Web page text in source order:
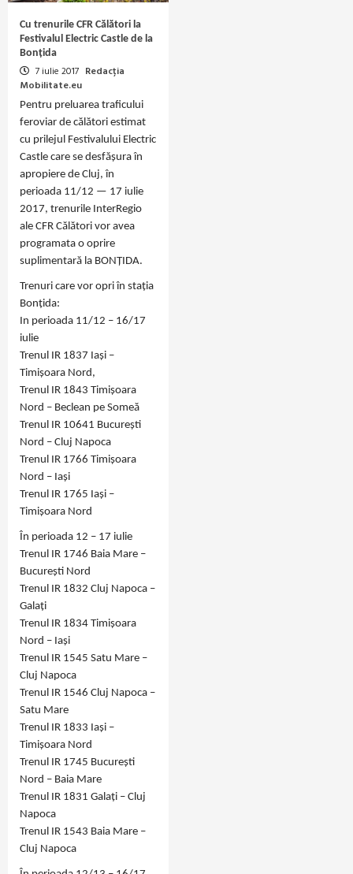
Cu trenurile CFR Călători la
Festivalul Electric Castle de la
Bonțida
7 iulie 2017 Redacția
Mobilitate.eu
Pentru preluarea traficului
feroviar de călători estimat
cu prilejul Festivalului Electric
Castle care se desfășura în
apropiere de Cluj, în
perioada 11/12 — 17 iulie
2017, trenurile InterRegio
ale CFR Călători vor avea
programata o oprire
suplimentară la BONȚIDA.
Trenuri care vor opri în stația
Bonțida:
In perioada 11/12 – 16/17
iulie
Trenul IR 1837 Iași –
Timișoara Nord,
Trenul IR 1843 Timișoara
Nord – Beclean pe Someă
Trenul IR 10641 București
Nord – Cluj Napoca
Trenul IR 1766 Timișoara
Nord – Iași
Trenul IR 1765 Iași –
Timișoara Nord
În perioada 12 – 17 iulie
Trenul IR 1746 Baia Mare –
București Nord
Trenul IR 1832 Cluj Napoca –
Galați
Trenul IR 1834 Timișoara
Nord – Iași
Trenul IR 1545 Satu Mare –
Cluj Napoca
Trenul IR 1546 Cluj Napoca –
Satu Mare
Trenul IR 1833 Iași –
Timișoara Nord
Trenul IR 1745 București
Nord – Baia Mare
Trenul IR 1831 Galați – Cluj
Napoca
Trenul IR 1543 Baia Mare –
Cluj Napoca